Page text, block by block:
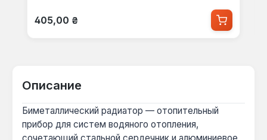
Обычная цена:
405,00 ₴
Описание
Биметаллический радиатор — отопительный
прибор для систем водяного отопления,
сочетающий стальной сердечник и алюминиевое